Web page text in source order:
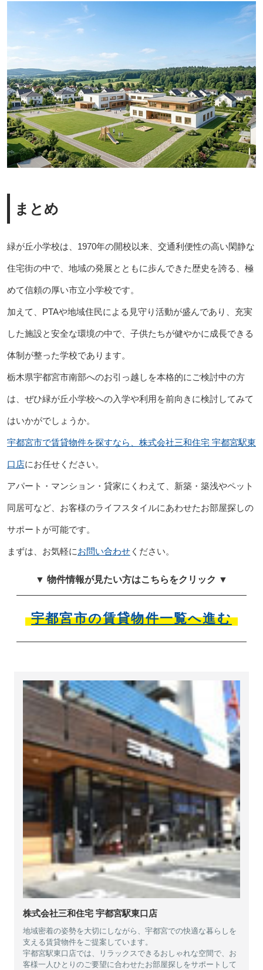
まとめ
緑が丘小学校は、1970年の開校以来、交通利便性の高い閑静な
住宅街の中で、地域の発展とともに歩んできた歴史を誇る、極
めて信頼の厚い市立小学校です。
加えて、PTAや地域住民による見守り活動が盛んであり、充実
した施設と安全な環境の中で、子供たちが健やかに成長できる
体制が整った学校であります。
栃木県宇都宮市南部へのお引っ越しを本格的にご検討中の方
は、ぜひ緑が丘小学校への入学や利用を前向きに検討してみて
はいかがでしょうか。
宇都宮市で賃貸物件を探すなら、株式会社三和住宅 宇都宮駅東
口店にお任せください。
アパート・マンション・貸家にくわえて、新築・築浅やペット
同居可など、お客様のライフスタイルにあわせたお部屋探しの
サポートが可能です。
まずは、お気軽にお問い合わせください。
▼ 物件情報が見たい方はこちらをクリック ▼
宇都宮市の賃貸物件一覧へ進む
株式会社三和住宅 宇都宮駅東口店
地域密着の姿勢を大切にしながら、宇都宮での快適な暮らしを
支える賃貸物件をご提案しています。
宇都宮駅東口店では、リラックスできるおしゃれな空間で、お
客様一人ひとりのご要望に合わせたお部屋探しをサポートして